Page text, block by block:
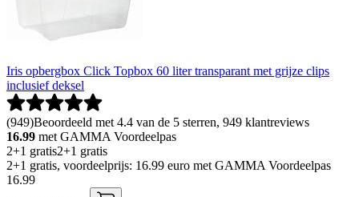
Iris opbergbox Click Topbox 60 liter transparant met grijze clips
inclusief deksel
(949)Beoordeeld met 4.4 van de 5 sterren, 949 klantreviews
16.99 met GAMMA Voordeelpas
2+1 gratis2+1 gratis
2+1 gratis, voordeelprijs: 16.99 euro met GAMMA Voordeelpas
16.99